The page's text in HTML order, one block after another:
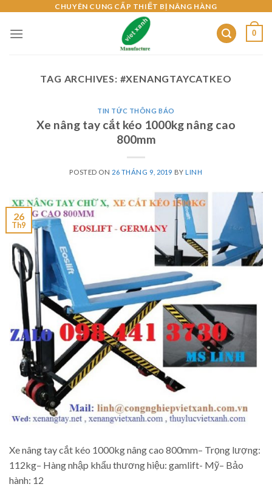
content
CHUYÊN CUNG CẤP THIẾT BỊ NÂNG HÀNG
0
TAG ARCHIVES: #XENANGTAYCATKEO
TIN TỨC THÔNG BÁO
Xe nâng tay cắt kéo 1000kg nâng cao
800mm
POSTED ON 26 THÁNG 9, 2019 BYLINH
26
Th9
Xe nâng tay cắt kéo 1000kg nâng cao 800mm– Trọng lượng:
112kg– Hàng nhập khẩu thương hiệu: gamlift- Mỹ– Bảo
hành: 12